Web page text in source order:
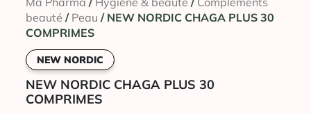
beauté / Peau / NEW NORDIC CHAGA PLUS 30
COMPRIMES
NEW NORDIC
NEW NORDIC CHAGA PLUS 30
COMPRIMES